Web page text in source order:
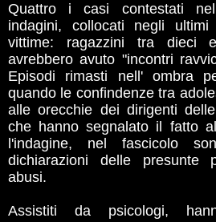
Quattro i casi contestati
indagini, collocati negli
vittime: ragazzini tra dieci
avrebbero avuto "incontri
Episodi rimasti nell' ombra
quando le confindenze tra
alle orecchie dei dirigenti
che hanno segnalato il fatto
l'indagine, nel fascicolo
dichiarazioni delle presunte
abusi.
Assistiti da psicologi,